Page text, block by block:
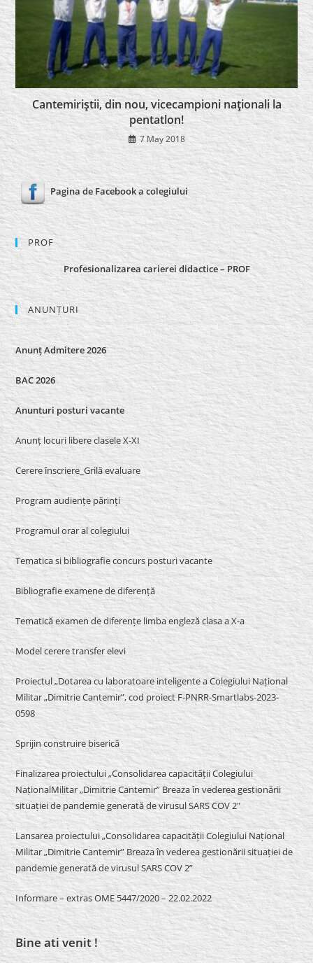
Cantemiriştii, din nou, vicecampioni naţionali la
pentatlon!
7 May 2018
Pagina de Facebook a colegiului
PROF
Profesionalizarea carierei didactice – PROF
ANUNȚURI
Anunț Admitere 2026
BAC 2026
Anunturi posturi vacante
Anunț locuri libere clasele X-XI
Cerere înscriere_Grilă evaluare
Program audiențe părinți
Programul orar al colegiului
Tematica si bibliografie concurs posturi vacante
Bibliografie examene de diferență
Tematică examen de diferențe limba engleză clasa a X-a
Model cerere transfer elevi
Proiectul „Dotarea cu laboratoare inteligente a Colegiului Național
Militar „Dimitrie Cantemir”, cod proiect F-PNRR-Smartlabs-2023-
0598
Sprijin construire biserică
Finalizarea proiectului „Consolidarea capacității Colegiului
NaționalMilitar „Dimitrie Cantemir” Breaza în vederea gestionării
situației de pandemie generată de virusul SARS COV 2″
Lansarea proiectului „Consolidarea capacității Colegiului Național
Militar „Dimitrie Cantemir” Breaza în vederea gestionării situației de
pandemie generată de virusul SARS COV 2”
Informare – extras OME 5447/2020 – 22.02.2022
Bine ati venit !